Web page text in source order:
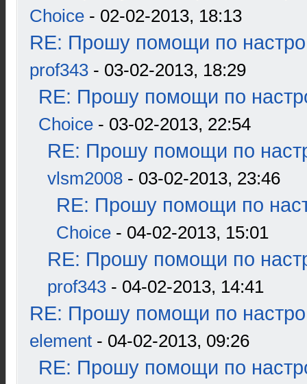
Choice - 02-02-2013, 18:13
RE: Прошу помощи по
prof343 - 03-02-2013, 18:29
RE: Прошу помощи по
Choice - 03-02-2013, 22:54
RE: Прошу помощи по
vlsm2008 - 03-02-2013, 23:46
RE: Прошу помощи по
Choice - 04-02-2013, 15:01
RE: Прошу помощи по
prof343 - 04-02-2013, 14:41
RE: Прошу помощи по
element - 04-02-2013, 09:26
RE: Прошу помощи по